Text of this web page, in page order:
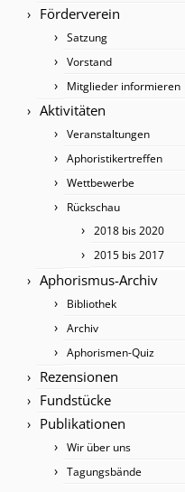
Förderverein
Satzung
Vorstand
Mitglieder informieren
Aktivitäten
Veranstaltungen
Aphoristikertreffen
Wettbewerbe
Rückschau
2018 bis 2020
2015 bis 2017
Aphorismus-Archiv
Bibliothek
Archiv
Aphorismen-Quiz
Rezensionen
Fundstücke
Publikationen
Wir über uns
Tagungsbände